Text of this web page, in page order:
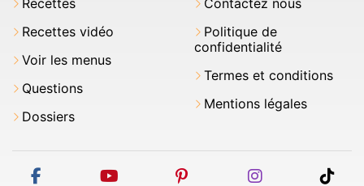
Recettes vidéo
Voir les menus
Questions
Dossiers
Politique de
confidentialité
Termes et conditions
Mentions légales
facebook youtube pinterest instagram